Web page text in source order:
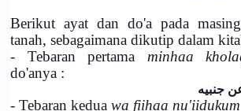
Berikut ayat dan do'a pada
tanah, sebagaimana dikutip dalam
- Tebaran pertama minhaa
do'anya :
ﺟﻨﺒﻴﻪ
- Tebaran kedua wa fiihaa nu'iidukum